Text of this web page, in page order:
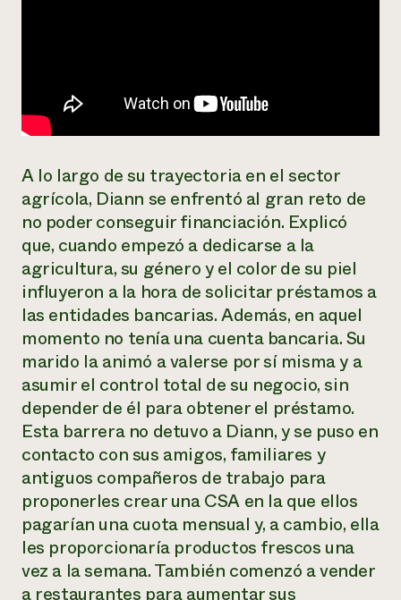
A lo largo de su trayectoria en el sector
agrícola, Diann se enfrentó al gran reto de
no poder conseguir financiación. Explicó
que, cuando empezó a dedicarse a la
agricultura, su género y el color de su piel
influyeron a la hora de solicitar préstamos a
las entidades bancarias. Además, en aquel
momento no tenía una cuenta bancaria. Su
marido la animó a valerse por sí misma y a
asumir el control total de su negocio, sin
depender de él para obtener el préstamo.
Esta barrera no detuvo a Diann, y se puso en
contacto con sus amigos, familiares y
antiguos compañeros de trabajo para
proponerles crear una CSA en la que ellos
pagarían una cuota mensual y, a cambio, ella
les proporcionaría productos frescos una
vez a la semana. También comenzó a vender
a restaurantes para aumentar sus